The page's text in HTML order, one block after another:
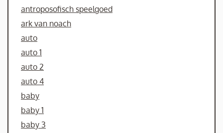
antroposofisch speelgoed
ark van noach
auto
auto 1
auto 2
auto 4
baby
baby 1
baby 3